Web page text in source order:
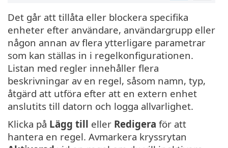
Det går att tillåta eller blockera specifika
enheter efter användare, användargrupp eller
någon annan av flera ytterligare parametrar
som kan ställas in i regelkonfigurationen.
Listan med regler innehåller flera
beskrivningar av en regel, såsom namn, typ,
åtgärd att utföra efter att en extern enhet
anslutits till datorn och logga allvarlighet.
Klicka på Lägg till eller Redigera för att
hantera en regel. Avmarkera kryssrytan